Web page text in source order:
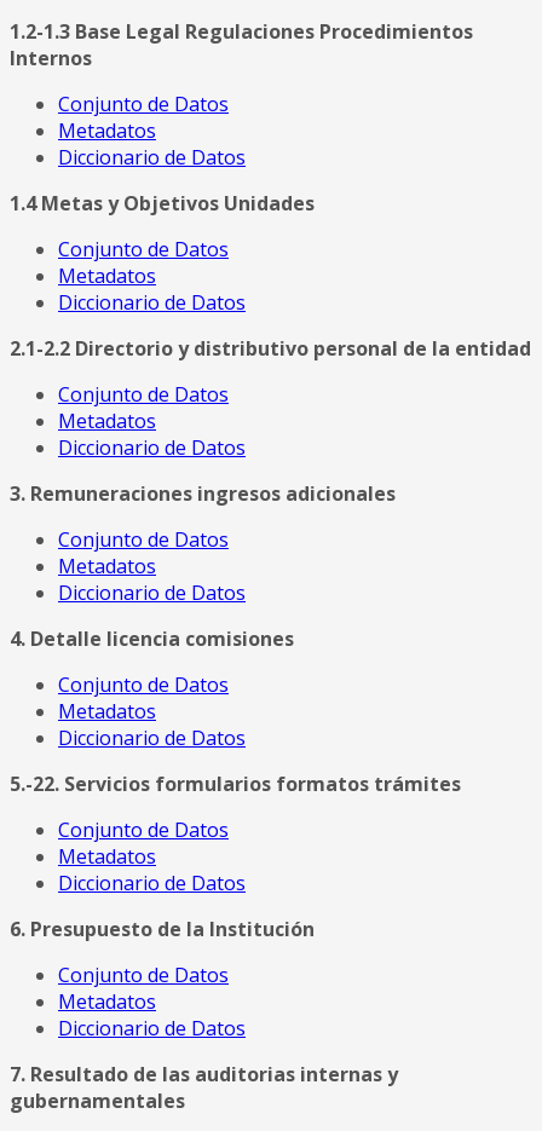
1.2-1.3 Base Legal Regulaciones Procedimientos
Internos
Conjunto de Datos
Metadatos
Diccionario de Datos
1.4 Metas y Objetivos Unidades
Conjunto de Datos
Metadatos
Diccionario de Datos
2.1-2.2 Directorio y distributivo personal de la entidad
Conjunto de Datos
Metadatos
Diccionario de Datos
3. Remuneraciones ingresos adicionales
Conjunto de Datos
Metadatos
Diccionario de Datos
4. Detalle licencia comisiones
Conjunto de Datos
Metadatos
Diccionario de Datos
5.-22. Servicios formularios formatos trámites
Conjunto de Datos
Metadatos
Diccionario de Datos
6. Presupuesto de la Institución
Conjunto de Datos
Metadatos
Diccionario de Datos
7. Resultado de las auditorias internas y
gubernamentales